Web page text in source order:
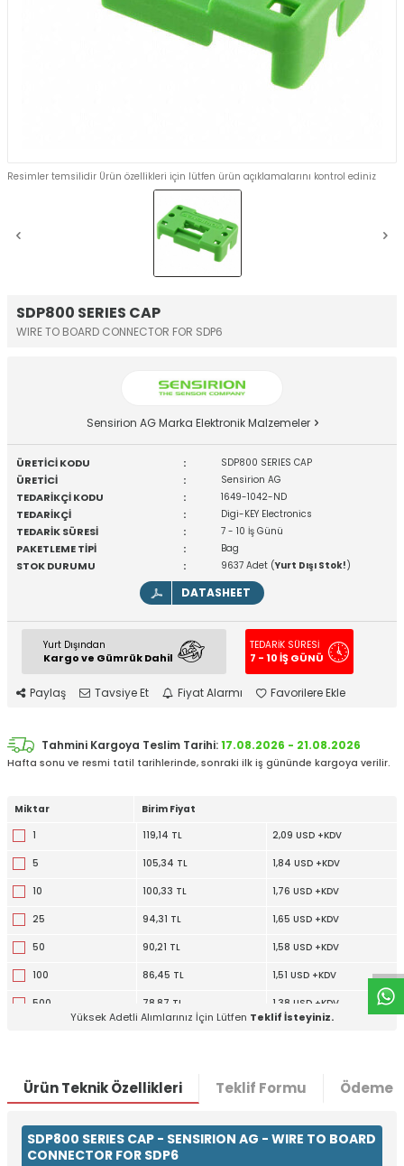
SDP800 SERIES CAP
WIRE TO BOARD CONNECTOR FOR SDP6
Resimler temsilidir Ürün özellikleri için lütfen ürün açıklamalarını kontrol ediniz
Sensirion AG Marka Elektronik Malzemeler
ÜRETİCİ KODU : SDP800 SERIES CAP
ÜRETİCİ : Sensirion AG
TEDARİKÇİ KODU : 1649-1042-ND
TEDARİKÇİ : Digi-KEY Electronics
TEDARİK SÜRESİ : 7 - 10 İş Günü
PAKETLEME TİPİ : Bag
STOK DURUMU : 9637 Adet (Yurt Dışı Stok!)
DATASHEET
Yurt Dışından
Kargo ve Gümrük Dahil
TEDARİK SÜRESİ
7 - 10 İŞ GÜNÜ
Paylaş Tavsiye Et Fiyat Alarmı Favorilere Ekle
Tahmini Kargoya Teslim Tarihi:17.08.2026 - 21.08.2026
Hafta sonu ve resmi tatil tarihlerinde, sonraki ilk iş gününde kargoya verilir.
Miktar
Birim Fiyat
1
119,14 TL 2,09 USD +KDV
5 105,34 TL 1,84 USD +KDV
10 100,33 TL 1,76 USD +KDV
25 94,31 TL 1,65 USD +KDV
50 90,21 TL 1,58 USD +KDV
100 86,45 TL 1,51 USD +KDV
500 78,87 TL 1,38 USD +KDV
Yüksek Adetli Alımlarınız İçin Lütfen Teklif İsteyiniz.
Ürün Teknik Özellikleri Teklif Formu Ödeme
SDP800 SERIES CAP - SENSIRION AG - WIRE TO BOARD
CONNECTOR FOR SDP6